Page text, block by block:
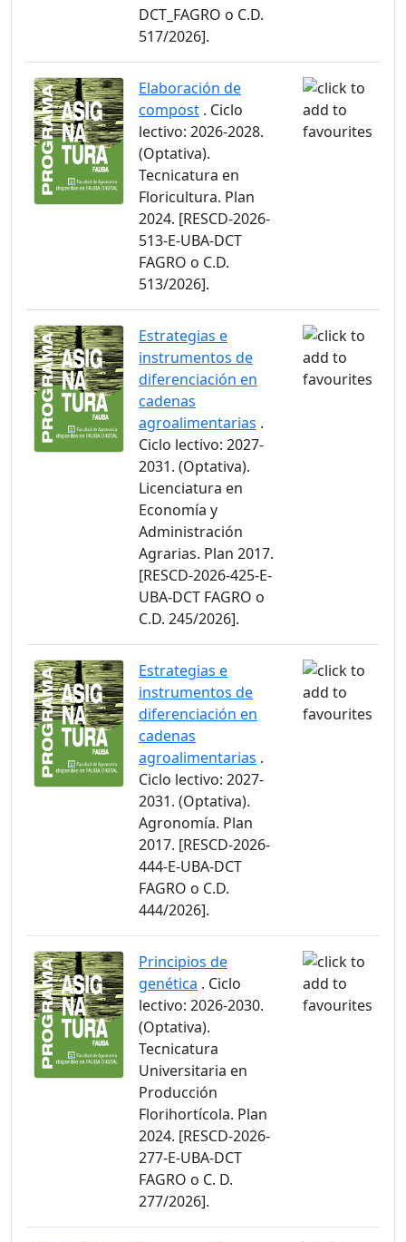
DCT_FAGRO o C.D.
517/2026].
Elaboración de
compost . Ciclo
lectivo: 2026-2028.
(Optativa).
Tecnicatura en
Floricultura. Plan
2024. [RESCD-2026-
513-E-UBA-DCT
FAGRO o C.D.
513/2026].
Estrategias e
instrumentos de
diferenciación en
cadenas
agroalimentarias .
Ciclo lectivo: 2027-
2031. (Optativa).
Licenciatura en
Economía y
Administración
Agrarias. Plan 2017.
[RESCD-2026-425-E-
UBA-DCT FAGRO o
C.D. 245/2026].
Estrategias e
instrumentos de
diferenciación en
cadenas
agroalimentarias .
Ciclo lectivo: 2027-
2031. (Optativa).
Agronomía. Plan
2017. [RESCD-2026-
444-E-UBA-DCT
FAGRO o C.D.
444/2026].
Principios de
genética . Ciclo
lectivo: 2026-2030.
(Optativa).
Tecnicatura
Universitaria en
Producción
Florihortícola. Plan
2024. [RESCD-2026-
277-E-UBA-DCT
FAGRO o C. D.
277/2026].